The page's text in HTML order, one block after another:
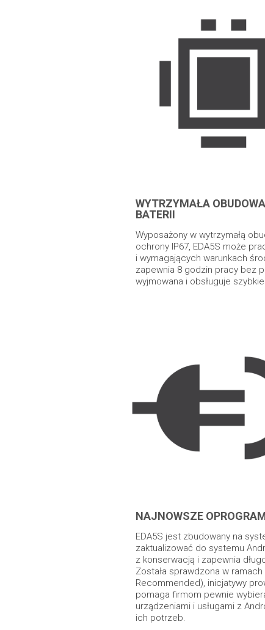
WYTRZYMAŁA
BATERII
Wyposażony w wytrzymałą
ochrony IP67, EDA5S może
i wymagających warunkach
zapewnia 8 godzin pracy bez
wyjmowana i obsługuje
NAJNOWSZE
EDA5S jest zbudowany na
zaktualizować do systemu
z konserwacją i zapewnia
Została sprawdzona w
Recommended), inicjatywy
pomaga firmom pewnie
urządzeniami i usługami z
ich potrzeb.